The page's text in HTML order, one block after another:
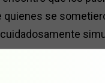
se